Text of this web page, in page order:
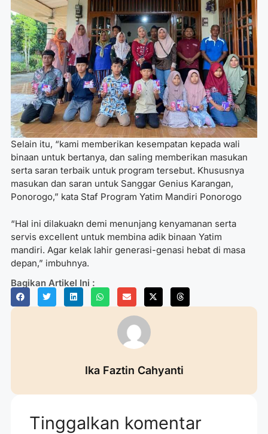
Selain itu, “kami memberikan kesempatan kepada wali
binaan untuk bertanya, dan saling memberikan masukan
serta saran terbaik untuk program tersebut. Khususnya
masukan dan saran untuk Sanggar Genius Karangan,
Ponorogo,” kata Staf Program Yatim Mandiri Ponorogo
“Hal ini dilakuakn demi menunjang kenyamanan serta
servis excellent untuk membina adik binaan Yatim
mandiri. Agar kelak lahir generasi-genasi hebat di masa
depan,” imbuhnya.
Bagikan Artikel Ini :
Ika Faztin Cahyanti
Tinggalkan komentar